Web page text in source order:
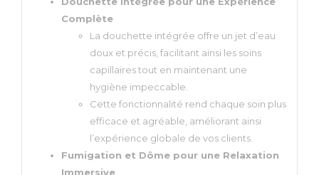
Complète
La douchette intégrée offre un jet d’eau
doux et précis, facilitant ainsi les soins
capillaires tout en maintenant une
hygiène impeccable.
Cette fonctionnalité rend chaque soin plus
efficace et agréable, améliorant ainsi
l’expérience globale de vos clients.
Fumigation et Dôme pour une Relaxation
Immersive